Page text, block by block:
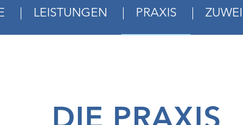
LEISTUNGEN PRAXIS